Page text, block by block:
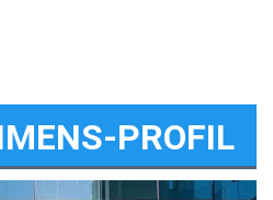
PROFIL